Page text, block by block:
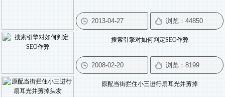
搜索引擎对如何判定SEO作弊
原配当街拦住小三进行扇耳光并剪掉